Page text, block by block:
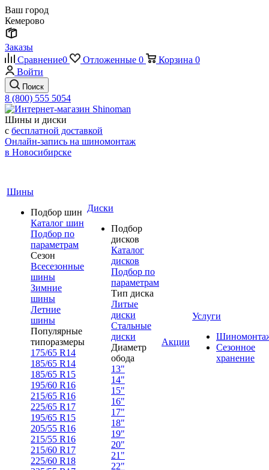
Ваш город
Кемерово
Заказы
Сравнение0 Отложенные 0 Корзина 0
Войти
Поиск
8 (800) 555 5054
Шины и диски
с бесплатной доставкой
Онлайн-запись на шиномонтаж
в Новосибирске
Шины
Подбор шин
Каталог шин
Подбор по
параметрам
Сезон
Всесезонные
шины
Зимние
шины
Летние
шины
Популярные
типоразмеры
175/65 R14
185/65 R14
185/65 R15
195/60 R16
215/65 R16
225/65 R17
195/65 R15
205/55 R16
215/55 R16
215/60 R17
225/60 R18
Диски
Подбор
дисков
Каталог
дисков
Подбор по
параметрам
Тип диска
Литые
диски
Стальные
диски
Диаметр
обода
13"
14"
15"
16"
17"
18"
19"
20"
21"
22"
Акции
Услуги
Сезонное
хранение